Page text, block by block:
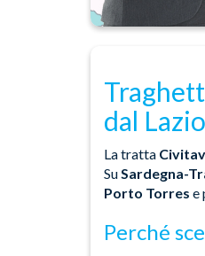
dal
La tratta
Su Sardegna-
Porto Torres e
Perché